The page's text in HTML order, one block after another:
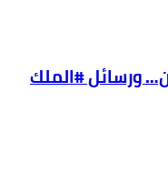
ورسائل #الملك